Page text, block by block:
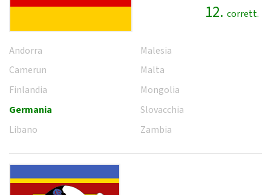
12. corrett.
Andorra
Camerun
Finlandia
Germania
Libano
Malesia
Malta
Mongolia
Slovacchia
Zambia